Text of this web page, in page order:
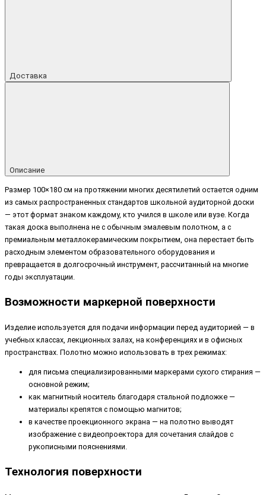
Доставка
Описание
Размер 100×180 см на протяжении многих десятилетий остается одним
из самых распространенных стандартов школьной аудиторной доски
— этот формат знаком каждому, кто учился в школе или вузе. Когда
такая доска выполнена не с обычным эмалевым полотном, а с
премиальным металлокерамическим покрытием, она перестает быть
расходным элементом образовательного оборудования и
превращается в долгосрочный инструмент, рассчитанный на многие
годы эксплуатации.
Возможности маркерной поверхности
Изделие используется для подачи информации перед аудиторией — в
учебных классах, лекционных залах, на конференциях и в офисных
пространствах. Полотно можно использовать в трех режимах:
для письма специализированными маркерами сухого стирания —
основной режим;
как магнитный носитель благодаря стальной подложке —
материалы крепятся с помощью магнитов;
в качестве проекционного экрана — на полотно выводят
изображение с видеопроектора для сочетания слайдов с
рукописными пояснениями.
Технология поверхности